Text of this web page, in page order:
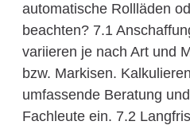
automatische Rollläden
beachten? 7.1
variieren je nach Art und
bzw. Markisen.
umfassende Beratung
Fachleute ein. 7.2